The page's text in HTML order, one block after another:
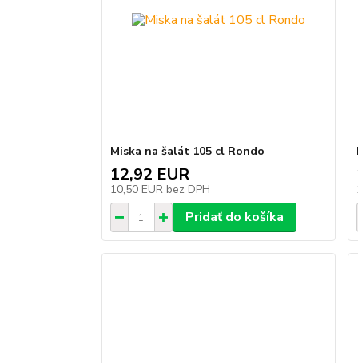
Miska na šalát 105 cl Rondo
12,92 EUR
10,50 EUR bez DPH
Pridať do košíka